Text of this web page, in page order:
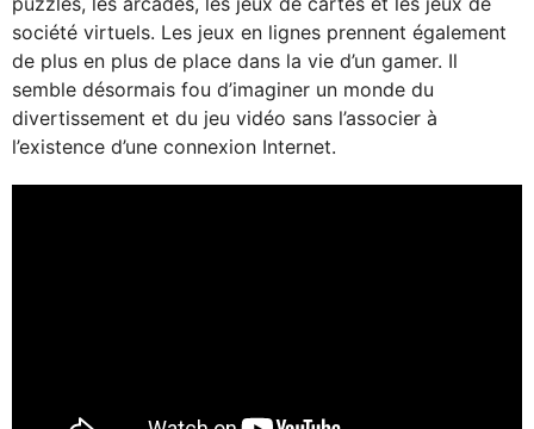
société virtuels. Les jeux en lignes prennent également
de plus en plus de place dans la vie d’un gamer. Il
semble désormais fou d’imaginer un monde du
divertissement et du jeu vidéo sans l’associer à
l’existence d’une connexion Internet.